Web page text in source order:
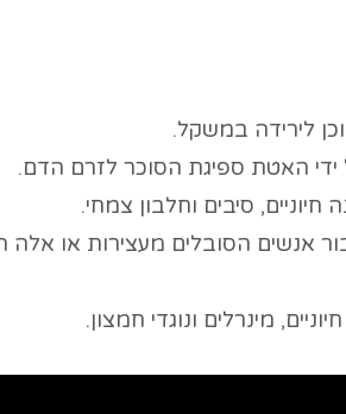
לירידה במשקל.
ידי האטת ספיגת הסוכר לזרם הדם.
סיבים וחלבון צמחי.
אנשים הסובלים מעצירות או אלה
מינרלים ונוגדי חמצון.